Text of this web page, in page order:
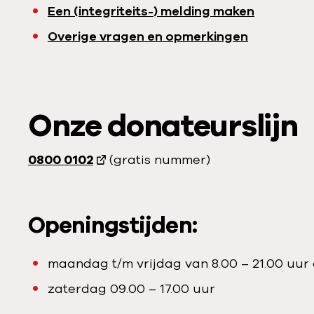
Een (integriteits-) melding maken
Overige vragen en opmerkingen
Onze donateurslijn
0800 0102 (gratis nummer)
Openingstijden:
maandag t/m vrijdag van 8.00 – 21.00 uur
zaterdag 09.00 – 17.00 uur